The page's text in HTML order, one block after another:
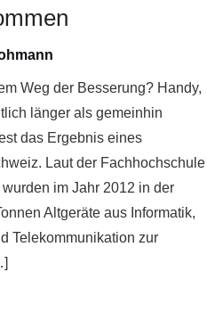
Weg der Besserung? Handy,
länger als gemeinhin
das Ergebnis eines
Laut der Fachhochschule
im Jahr 2012 in der
Altgeräte aus Informatik,
Telekommunikation zur